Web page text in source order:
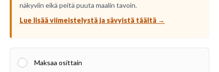
näkyviin eikä peitä puuta maalin tavoin.
Lue lisää viimeistelystä ja sävyistä täältä →
Maksaa osittain